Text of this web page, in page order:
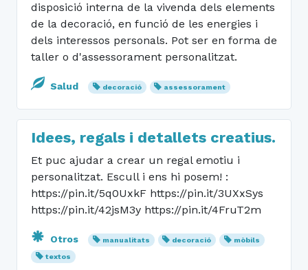
disposició interna de la vivenda dels elements
de la decoració, en funció de les energies i
dels interessos personals. Pot ser en forma de
taller o d'assessorament personalitzat.
Salud decoració assessorament
Idees, regals i detallets creatius.
Et puc ajudar a crear un regal emotiu i
personalitzat. Escull i ens hi posem! :
https://pin.it/5q0UxkF https://pin.it/3UXxSys
https://pin.it/42jsM3y https://pin.it/4FruT2m
Otros manualitats decoració
mòbils
textos